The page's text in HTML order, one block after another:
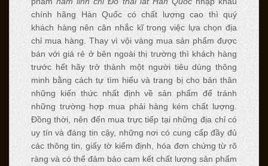
chính hãng Hàn Quốc có chất lượng cao thì quý
khách hàng nên cân nhắc kĩ trong việc lựa chọn địa
chỉ mua hàng. Thay vì vội vàng mua sản phẩm được
bán với giá rẻ ở bên ngoài thị trường thì khách hàng
trước hết hãy trở thành một người tiêu dùng thông
minh bằng cách tự tìm hiểu và trang bị cho bản thân
những kiến thức nhất định về sản phẩm để tránh
những trường hợp mua phải hàng kém chất lượng.
Đồng thời, nên đến mua trực tiếp tại những địa chỉ có
uy tín và đáng tin cậy, những nơi có cung cấp đầy đủ
các thông tin, giấy tờ kiểm định, hóa đơn chứng từ rõ
ràng và có thể đảm bảo cam kết chất lượng sản phẩm